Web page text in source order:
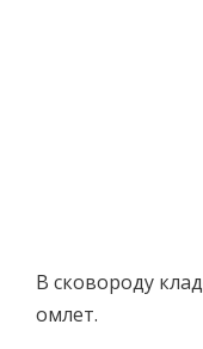
В сковороду
омлет.